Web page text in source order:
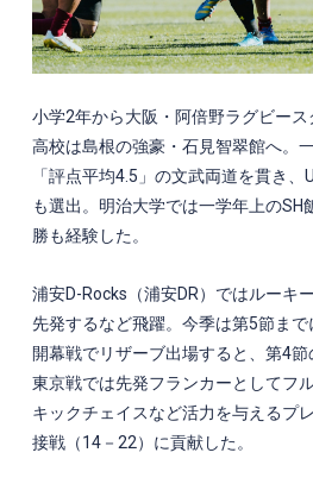
小学2年から大阪・阿倍野ラグビース
高校は島根の強豪・石見智翠館へ。
「評点平均4.5 」の文武両道を貫き、
も選出。明治大学では一学年上のSH
勝も経験した。
浦安D-Rocks （浦安DR）ではルーキ
先発するなど飛躍。今季は第5節まで
開幕戦でリザーブ出場すると、第4節
東京戦では先発フランカーとしてフ
キックチェイスなど活力を与えるプ
接戦（14－ 22）に貢献した。